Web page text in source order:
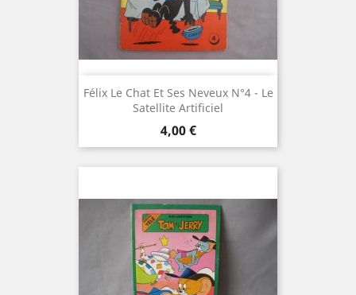
Félix Le Chat Et Ses Neveux N°4 - Le
Satellite Artificiel
Prix
4,00 €